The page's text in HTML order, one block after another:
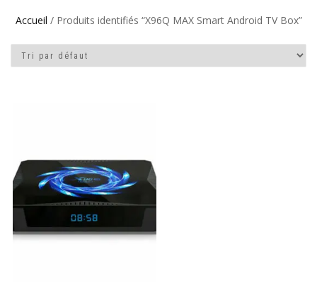
Accueil / Produits identifiés “X96Q MAX Smart Android TV Box”